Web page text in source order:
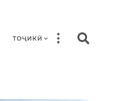
ТОҶИКӢ